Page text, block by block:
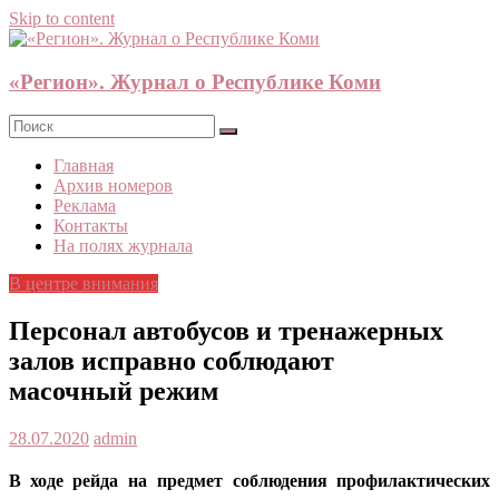
Skip to content
«Регион». Журнал о Республике Коми
Главная
Архив номеров
Реклама
Контакты
На полях журнала
В центре внимания
Персонал автобусов и тренажерных
залов исправно соблюдают
масочный режим
28.07.2020 admin
В ходе рейда на предмет соблюдения профилактических